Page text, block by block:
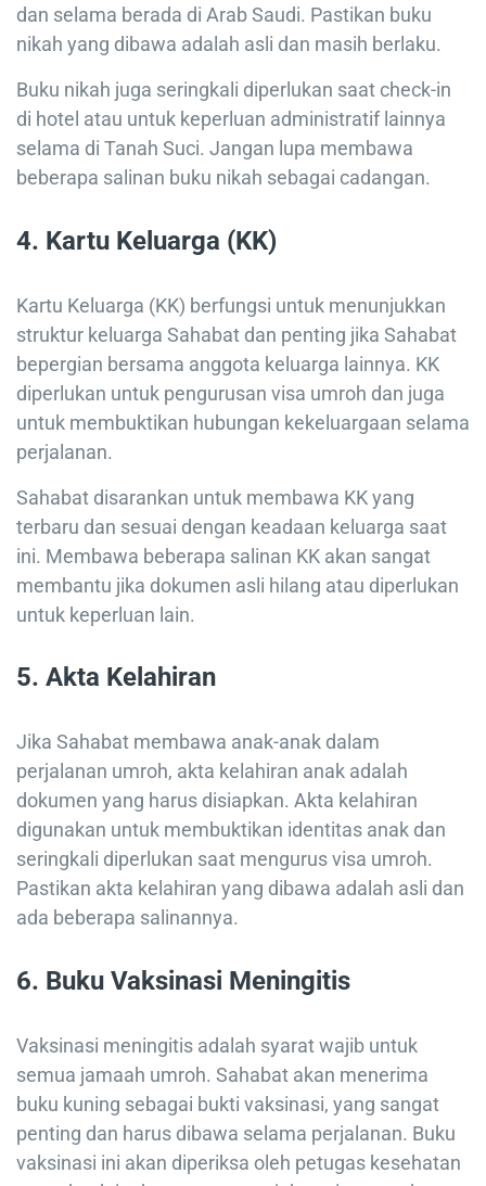
dan selama berada di Arab Saudi. Pastikan buku
nikah yang dibawa adalah asli dan masih berlaku.
Buku nikah juga seringkali diperlukan saat check-in
di hotel atau untuk keperluan administratif lainnya
selama di Tanah Suci. Jangan lupa membawa
beberapa salinan buku nikah sebagai cadangan.
4. Kartu Keluarga (KK)
Kartu Keluarga (KK) berfungsi untuk menunjukkan
struktur keluarga Sahabat dan penting jika Sahabat
bepergian bersama anggota keluarga lainnya. KK
diperlukan untuk pengurusan visa umroh dan juga
untuk membuktikan hubungan kekeluargaan selama
perjalanan.
Sahabat disarankan untuk membawa KK yang
terbaru dan sesuai dengan keadaan keluarga saat
ini. Membawa beberapa salinan KK akan sangat
membantu jika dokumen asli hilang atau diperlukan
untuk keperluan lain.
5. Akta Kelahiran
Jika Sahabat membawa anak-anak dalam
perjalanan umroh, akta kelahiran anak adalah
dokumen yang harus disiapkan. Akta kelahiran
digunakan untuk membuktikan identitas anak dan
seringkali diperlukan saat mengurus visa umroh.
Pastikan akta kelahiran yang dibawa adalah asli dan
ada beberapa salinannya.
6. Buku Vaksinasi Meningitis
Vaksinasi meningitis adalah syarat wajib untuk
semua jamaah umroh. Sahabat akan menerima
buku kuning sebagai bukti vaksinasi, yang sangat
penting dan harus dibawa selama perjalanan. Buku
vaksinasi ini akan diperiksa oleh petugas kesehatan